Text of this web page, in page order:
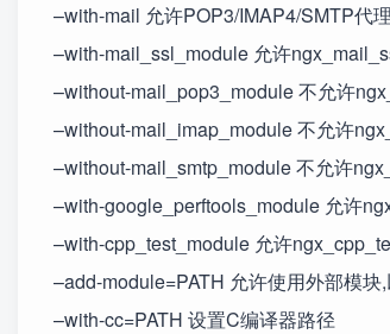
–with-mail 允许POP3/IMAP4/SMTP代
–with-mail_ssl_module 允许
–without-mail_pop3_module 不允许
–without-mail_imap_module 不允许
–without-mail_smtp_module 不允许
–with-google_perftools_module 允许
–with-cpp_test_module 允许
–add-module=PATH 允许使用外部模块
–with-cc=PATH 设置C编译器路径